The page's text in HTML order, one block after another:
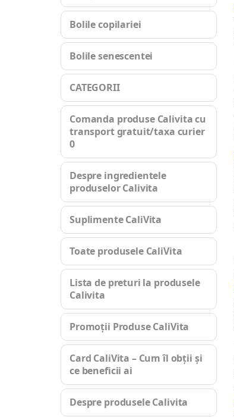
Bolile copilariei
Bolile senescentei
CATEGORII
Comanda produse Calivita cu
transport gratuit/taxa curier
0
Despre ingredientele
produselor Calivita
Suplimente CaliVita
Toate produsele CaliVita
Lista de preturi la produsele
Calivita
Promoții Produse CaliVita
Card CaliVita – Cum îl obții și
ce beneficii ai
Despre produsele Calivita